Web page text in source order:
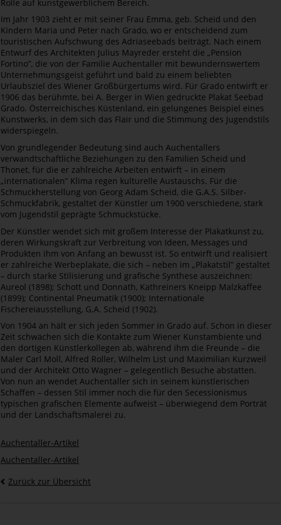
Rolle auf kunstgewerblichem Bereich.
Im Jahr 1903 zieht er mit seiner Frau Emma, geb. Scheid und den
Kindern Maria und Peter nach Grado, wo er entscheidend zum
touristischen Aufschwung des Adriaseebads beiträgt. Nach einem
Entwurf des Architekten Julius Mayreder ersteht die „Pension
Fortino”, die von der Familie Auchentaller mit bewundernswertem
Unternehmungsgeist geführt und bald zu einem beliebten
Urlaubsziel des Wiener Großbürgertums wird. Für Grado entwirft er
1906 das berühmte, bei A. Berger in Wien gedruckte Plakat Seebad
Grado. Österreichisches Küstenland, ein gelungenes Beispiel eines
Kunstwerks, in dem sich das Flair und die Stimmung des Jugendstils
widerspiegeln.
Von grundlegender Bedeutung sind auch Auchentallers
verwandtschaftliche Beziehungen zu den Familien Scheid und
Thonet, für die er zahlreiche Arbeiten entwirft – in einem
„internationalen” Klima regen kulturelle Austauschs. Für die
Schmuckherstellung von Georg Adam Scheid, die G.A.S. Silber-
Schmuckfabrik, gestaltet der Künstler um 1900 verschiedene, stark
vom Jugendstil geprägte Schmuckstücke.
Der Künstler wendet sich mit großem Interesse der Plakatkunst zu,
deren Wirkungskraft zur Verbreitung von Ideen, Messages und
Produkten ihm von Anfang an bewusst ist. So entwirft und realisiert
er zahlreiche Werbeplakate, die sich – neben im „Plakatstil” gestaltet
– durch starke Stilisierung und grafische Synthese auszeichnen:
Aureol (1898); Schott und Donnath, Kathreiners Kneipp Malzkaffee
(1899); Continental Pneumatik (1900); Internationale
Fischereiausstellung, G.A. Scheid (1902).
Von 1904 an hält er sich jeden Sommer in Grado auf. Schon in dieser
Zeit schwächen sich die Kontakte zum Wiener Kunstambiente und
den dortigen Künstlerkollegen ab, während ihm die Freunde – die
Maler Carl Moll, Alfred Roller, Wilhelm List und Maximilian Kurzweil
und der Architekt Otto Wagner – gelegentlich Besuche abstatten.
Von nun an wendet Auchentaller sich in seinem künstlerischen
Schaffen – dessen Stil immer noch die für den Secessionismus
typischen grafischen Elemente aufweist – überwiegend dem Porträt
und der Landschaftsmalerei zu.
Auchentaller-Artikel
Auchentaller-Artikel
Zurück zur Übersicht